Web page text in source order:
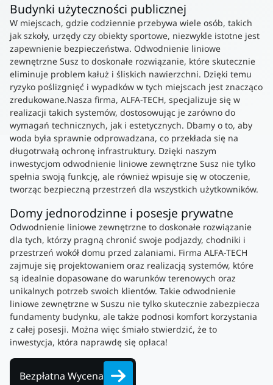
Budynki użyteczności publicznej
W miejscach, gdzie codziennie przebywa wiele osób, takich
jak szkoły, urzędy czy obiekty sportowe, niezwykle istotne jest
zapewnienie bezpieczeństwa. Odwodnienie liniowe
zewnętrzne Susz to doskonałe rozwiązanie, które skutecznie
eliminuje problem kałuż i śliskich nawierzchni. Dzięki temu
ryzyko poślizgnięć i wypadków w tych miejscach jest znacząco
zredukowane.Nasza firma, ALFA-TECH, specjalizuje się w
realizacji takich systemów, dostosowując je zarówno do
wymagań technicznych, jak i estetycznych. Dbamy o to, aby
woda była sprawnie odprowadzana, co przekłada się na
długotrwałą ochronę infrastruktury. Dzięki naszym
inwestycjom odwodnienie liniowe zewnętrzne Susz nie tylko
spełnia swoją funkcję, ale również wpisuje się w otoczenie,
tworząc bezpieczną przestrzeń dla wszystkich użytkowników.
Domy jednorodzinne i posesje prywatne
Odwodnienie liniowe zewnętrzne to doskonałe rozwiązanie
dla tych, którzy pragną chronić swoje podjazdy, chodniki i
przestrzeń wokół domu przed zalaniami. Firma ALFA-TECH
zajmuje się projektowaniem oraz realizacją systemów, które
są idealnie dopasowane do warunków terenowych oraz
unikalnych potrzeb swoich klientów. Takie odwodnienie
liniowe zewnętrzne w Suszu nie tylko skutecznie zabezpiecza
fundamenty budynku, ale także podnosi komfort korzystania
z całej posesji. Można więc śmiało stwierdzić, że to
inwestycja, która naprawdę się opłaca!
Bezpłatna Wycena